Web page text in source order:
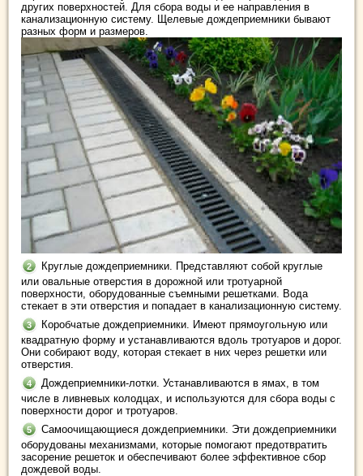
других поверхностей. Для сбора воды и ее направления в
канализационную систему. Щелевые дождеприемники бывают
разных форм и размеров.
Круглые дождеприемники. Представляют собой круглые
или овальные отверстия в дорожной или тротуарной
поверхности, оборудованные съемными решетками. Вода
стекает в эти отверстия и попадает в канализационную систему.
Коробчатые дождеприемники. Имеют прямоугольную или
квадратную форму и устанавливаются вдоль тротуаров и дорог.
Они собирают воду, которая стекает в них через решетки или
отверстия.
Дождеприемники-лотки. Устанавливаются в ямах, в том
числе в ливневых колодцах, и используются для сбора воды с
поверхности дорог и тротуаров.
Самоочищающиеся дождеприемники. Эти дождеприемники
оборудованы механизмами, которые помогают предотвратить
засорение решеток и обеспечивают более эффективное сбор
дождевой воды.